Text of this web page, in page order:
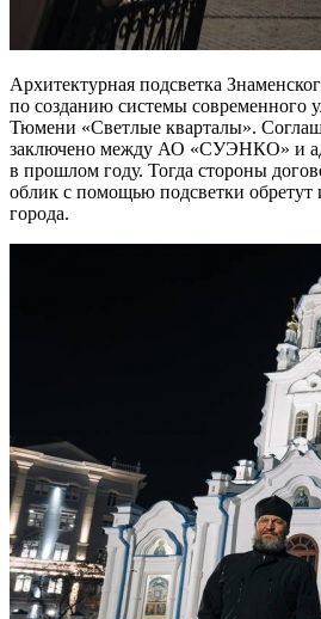
Архитектурная подсветка
по созданию системы современного
Тюмени «Светлые кварталы».
заключено между АО «СУЭНКО» и
в прошлом году. Тогда стороны
облик с помощью подсветки обретут
города.